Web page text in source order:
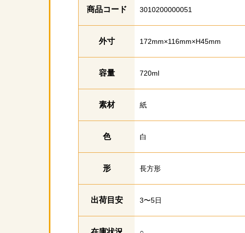
商品コード 3010200000051
外寸 172mm×116mm×H45mm
容量 720ml
素材 紙
色 白
形 長方形
出荷目安 3〜5日